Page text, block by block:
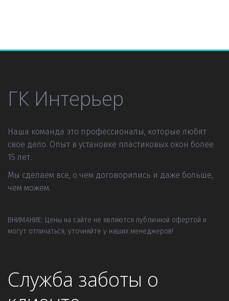
ГК Интерьер
Наша команда это профессионалы, которые любят
свое дело. Опыт в установке пластиковых окон более
15 лет.
Мы сделаем все, о чем договорились и даже больше,
чем можем.
ВНИМАНИЕ: Цены на сайте не являются публичной офертой и
могут отличаться, уточняйте у наших менеджеров!
Служба заботы о